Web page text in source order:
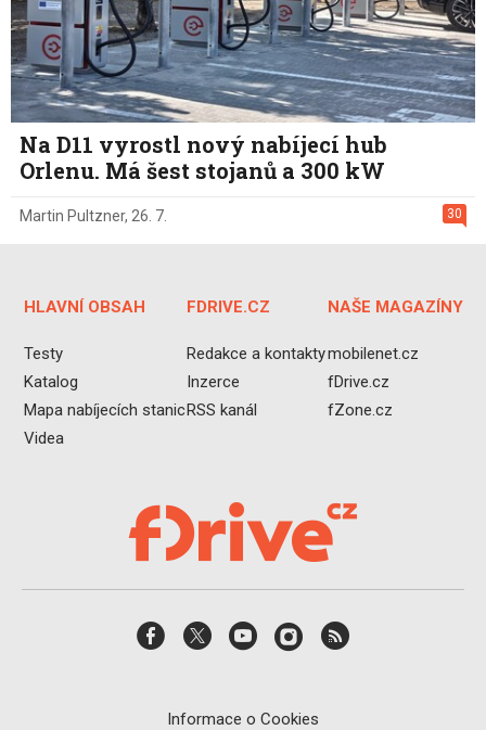
Na D11 vyrostl nový nabíjecí hub
Orlenu. Má šest stojanů a 300 kW
30
Martin Pultzner, 26. 7.
HLAVNÍ OBSAH
Testy
Katalog
Mapa nabíjecích stanic
Videa
FDRIVE.CZ
Redakce a kontakty
Inzerce
RSS kanál
NAŠE MAGAZÍNY
mobilenet.cz
fDrive.cz
fZone.cz
Informace o Cookies